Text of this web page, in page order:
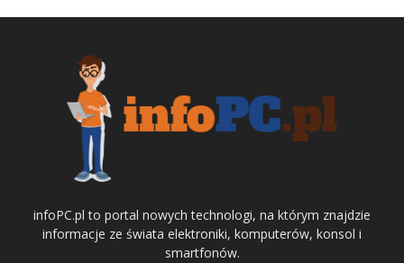
infoPC.pl to portal nowych technologi, na którym znajdzie
informacje ze świata elektroniki, komputerów, konsol i
smartfonów.